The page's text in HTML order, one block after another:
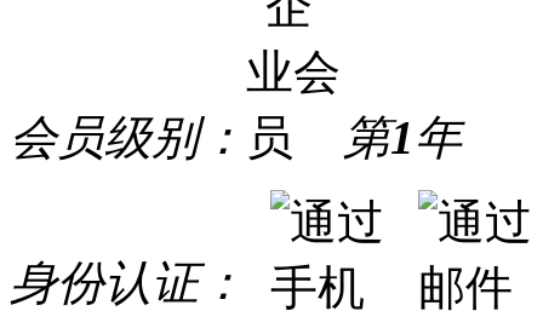
会员级别： 第1年
身份认证：